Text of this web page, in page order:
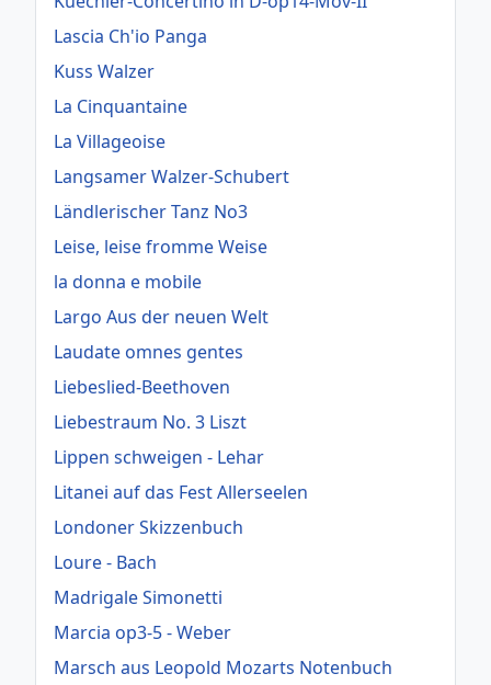
Lascia Ch'io Panga
Kuss Walzer
La Cinquantaine
La Villageoise
Langsamer Walzer-Schubert
Ländlerischer Tanz No3
Leise, leise fromme Weise
la donna e mobile
Largo Aus der neuen Welt
Laudate omnes gentes
Liebeslied-Beethoven
Liebestraum No. 3 Liszt
Lippen schweigen - Lehar
Litanei auf das Fest Allerseelen
Londoner Skizzenbuch
Loure - Bach
Madrigale Simonetti
Marcia op3-5 - Weber
Marsch aus Leopold Mozarts Notenbuch